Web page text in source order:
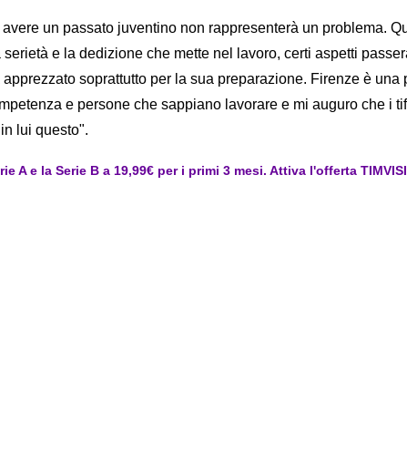
avere un passato juventino non rappresenterà un problema.
serietà e la dedizione che mette nel lavoro, certi aspetti
apprezzato soprattutto per la sua preparazione. Firenze è una
e persone che sappiano lavorare e mi auguro che i
lui questo".
A e la Serie B a 19,99€ per i primi 3 mesi. Attiva l'offerta